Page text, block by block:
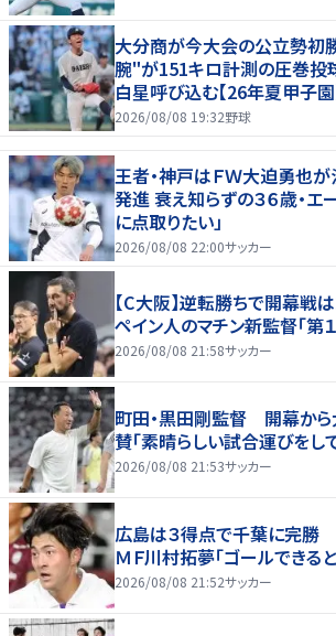
大分商が今大会の公立勢初
腕"が151キロ計測の圧巻投
白星呼び込む【26年夏甲子園
2026/08/08 19:32野球
王者・神戸はＦＷ大迫勇也
発進 衰え知らずの３６歳・エ
に点取りたい」
2026/08/08 22:00サッカー
【C大阪】逆転勝ちで開幕
ペイン人のマチン新監督「第
2026/08/08 21:58サッカー
町田・黒田剛監督 開幕か
賛「素晴らしい試合運びをし
2026/08/08 21:53サッカー
広島は３得点で千葉に完勝
ＭＦ川村拓夢「ゴールできる
2026/08/08 21:52サッカー